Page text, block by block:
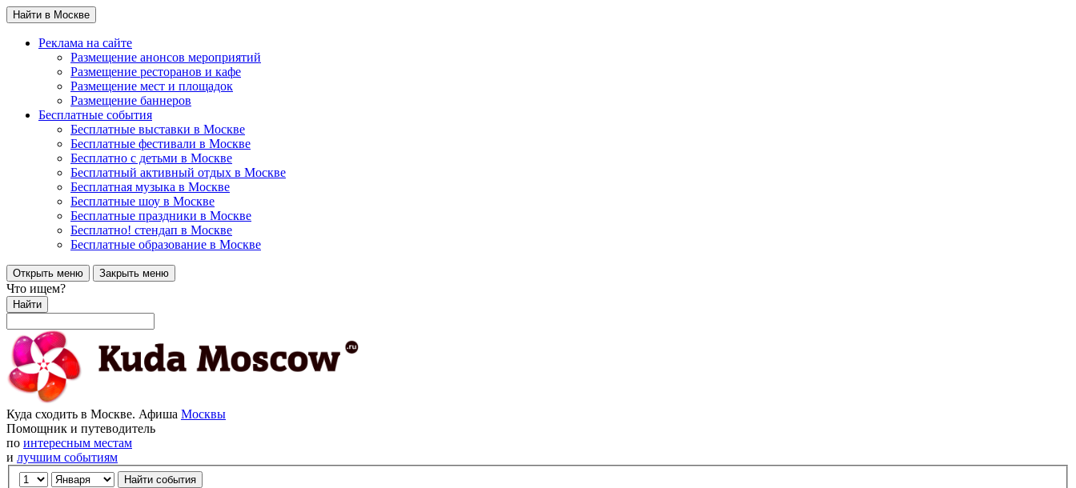
Найти в Москве
Реклама на сайте
Размещение анонсов мероприятий
Размещение ресторанов и кафе
Размещение мест и площадок
Размещение баннеров
Бесплатные события
Бесплатные выставки в Москве
Бесплатные фестивали в Москве
Бесплатно с детьми в Москве
Бесплатный активный отдых в Москве
Бесплатная музыка в Москве
Бесплатные шоу в Москве
Бесплатные праздники в Москве
Бесплатно! стендап в Москве
Бесплатные образование в Москве
Открыть меню Закрыть меню
Что ищем?
Найти
Куда сходить в Москве. Афиша Москвы
Помощник и путеводитель
по интересным местам
и лучшим событиям